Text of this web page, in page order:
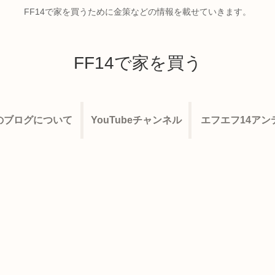
FF14で家を買うために金策などの情報を載せていきます。
FF14で家を買う
ブログについて YouTubeチャンネル エフエフ14アン